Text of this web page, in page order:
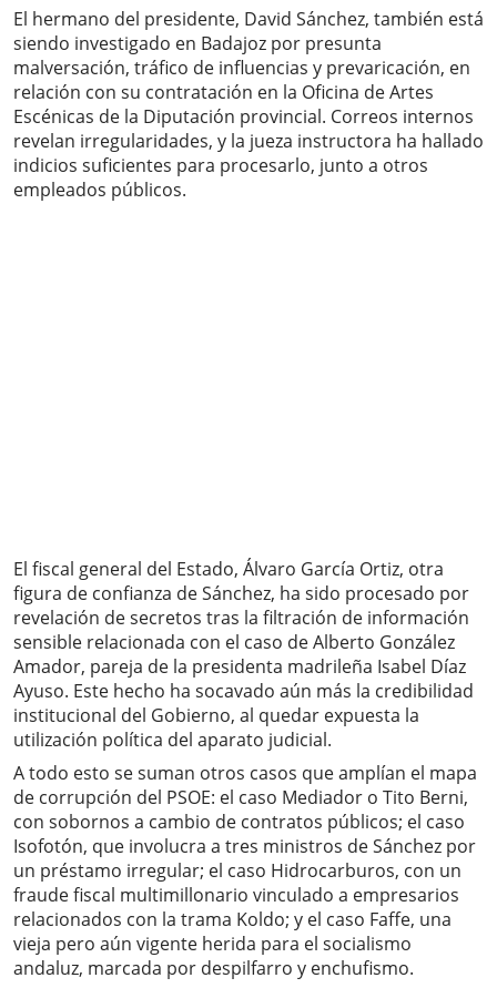
El hermano del presidente, David Sánchez, también está
siendo investigado en Badajoz por presunta
malversación, tráfico de influencias y prevaricación, en
relación con su contratación en la Oficina de Artes
Escénicas de la Diputación provincial. Correos internos
revelan irregularidades, y la jueza instructora ha hallado
indicios suficientes para procesarlo, junto a otros
empleados públicos.
El fiscal general del Estado, Álvaro García Ortiz, otra
figura de confianza de Sánchez, ha sido procesado por
revelación de secretos tras la filtración de información
sensible relacionada con el caso de Alberto González
Amador, pareja de la presidenta madrileña Isabel Díaz
Ayuso. Este hecho ha socavado aún más la credibilidad
institucional del Gobierno, al quedar expuesta la
utilización política del aparato judicial.
A todo esto se suman otros casos que amplían el mapa
de corrupción del PSOE: el caso Mediador o Tito Berni,
con sobornos a cambio de contratos públicos; el caso
Isofotón, que involucra a tres ministros de Sánchez por
un préstamo irregular; el caso Hidrocarburos, con un
fraude fiscal multimillonario vinculado a empresarios
relacionados con la trama Koldo; y el caso Faffe, una
vieja pero aún vigente herida para el socialismo
andaluz, marcada por despilfarro y enchufismo.